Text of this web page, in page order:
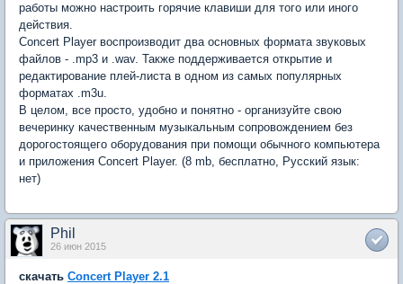
работы можно настроить горячие клавиши для того или иного
действия.
Concert Player воспроизводит два основных формата звуковых
файлов - .mp3 и .wav. Также поддерживается открытие и
редактирование плей-листа в одном из самых популярных
форматах .m3u.
В целом, все просто, удобно и понятно - организуйте свою
вечеринку качественным музыкальным сопровождением без
дорогостоящего оборудования при помощи обычного компьютера
и приложения Concert Player. (8 mb, бесплатно, Русский язык:
нет)
Phil
26 июн 2015
скачать Concert Player 2.1